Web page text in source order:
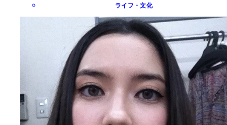
ライフ・文化